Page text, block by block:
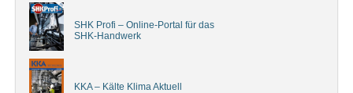
SHK Profi – Online-Portal für das
SHK-Handwerk
KKA – Kälte Klima Aktuell